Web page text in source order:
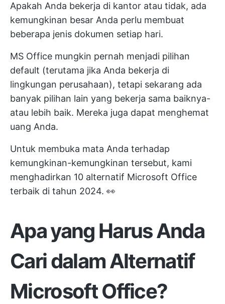
Apakah Anda bekerja di kantor atau tidak, ada
kemungkinan besar Anda perlu membuat
beberapa jenis dokumen setiap hari.
MS Office mungkin pernah menjadi pilihan
default (terutama jika Anda bekerja di
lingkungan perusahaan), tetapi sekarang ada
banyak pilihan lain yang bekerja sama baiknya-
atau lebih baik. Mereka juga dapat menghemat
uang Anda.
Untuk membuka mata Anda terhadap
kemungkinan-kemungkinan tersebut, kami
menghadirkan 10 alternatif Microsoft Office
terbaik di tahun 2024. 👀
Apa yang Harus Anda
Cari dalam Alternatif
Microsoft Office?